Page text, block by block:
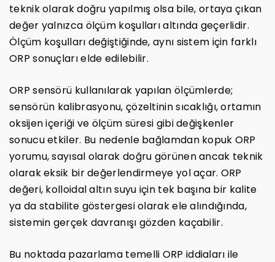
teknik olarak doğru yapılmış olsa bile, ortaya çıkan
değer yalnızca ölçüm koşulları altında geçerlidir.
Ölçüm koşulları değiştiğinde, aynı sistem için farklı
ORP sonuçları elde edilebilir.
ORP sensörü kullanılarak yapılan ölçümlerde;
sensörün kalibrasyonu, çözeltinin sıcaklığı, ortamın
oksijen içeriği ve ölçüm süresi gibi değişkenler
sonucu etkiler. Bu nedenle bağlamdan kopuk ORP
yorumu, sayısal olarak doğru görünen ancak teknik
olarak eksik bir değerlendirmeye yol açar. ORP
değeri, kolloidal altın suyu için tek başına bir kalite
ya da stabilite göstergesi olarak ele alındığında,
sistemin gerçek davranışı gözden kaçabilir.
Bu noktada pazarlama temelli ORP iddiaları ile